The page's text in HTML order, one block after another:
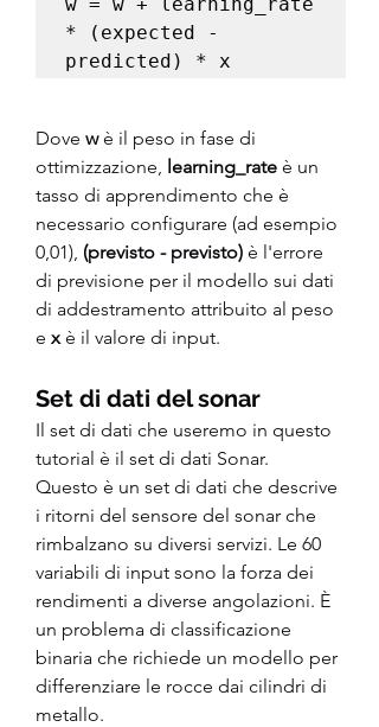
* (expected -
predicted) * x
Dove w è il peso in fase di
ottimizzazione, learning_rate è un
tasso di apprendimento che è
necessario configurare (ad esempio
0,01), (previsto - previsto) è l'errore
di previsione per il modello sui dati
di addestramento attribuito al peso
e x è il valore di input.
Set di dati del sonar
Il set di dati che useremo in questo
tutorial è il set di dati Sonar.
Questo è un set di dati che descrive
i ritorni del sensore del sonar che
rimbalzano su diversi servizi. Le 60
variabili di input sono la forza dei
rendimenti a diverse angolazioni. È
un problema di classificazione
binaria che richiede un modello per
differenziare le rocce dai cilindri di
metallo.